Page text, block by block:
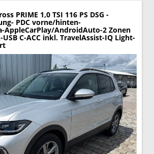
PRIME 1,0 TSI 116 PS DSG -
PDC vorne/hinten-
AppleCarPlay/AndroidAuto-2 Zonen
C-ACC inkl. TravelAssist-IQ Light-